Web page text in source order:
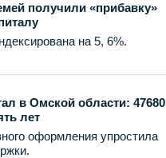
получили «прибавку»
на 5, 6%.
в Омской области: 47680
лет
оформления упростила